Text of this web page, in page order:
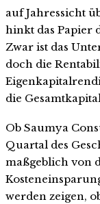
auf Jahressicht
hinkt das Papier
Zwar ist das
doch die
die
Ob Saumya
Quartal des
maßgeblich von
werden zeigen,